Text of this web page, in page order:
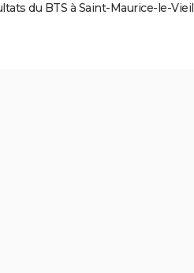
du BTS à Saint-Maurice-le-Vieil